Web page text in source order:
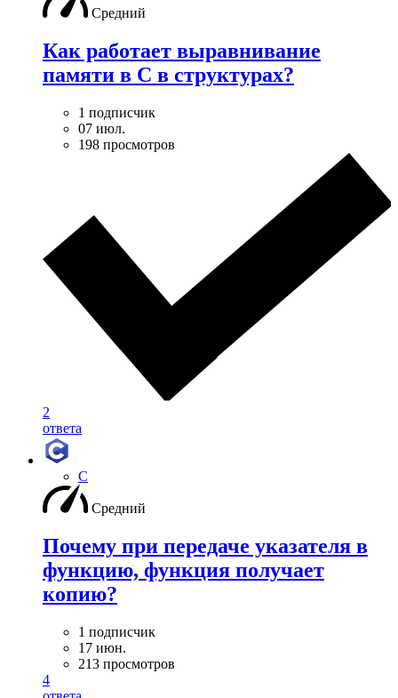
Средний
Как работает выравнивание
памяти в С в структурах?
1 подписчик
07 июл.
198 просмотров
2
ответа
C
Средний
Почему при передаче указателя в
функцию, функция получает
копию?
1 подписчик
17 июн.
213 просмотров
4